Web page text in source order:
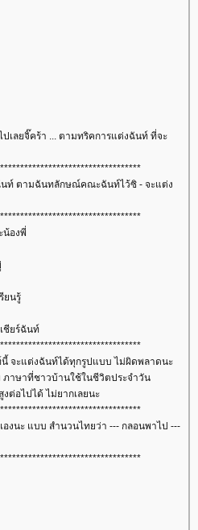
ปเลยจิ๊คร้า ... ตามทริคการแต่งฉันท์ ที่จะ
นท์ ตามฉันทลักษณ์คณะฉันท์ไว้ซิ - จะแต่ง
น้องพี่
ยนรู้
ชียร์ฉันท์
จะแต่งฉันท์ได้ทุกรูปแบบ ไม่ผิดพลาดนะ
ภาษาที่ชาวบ้านใช้ในชีวิตประจำวัน
ต่อไปได้ ไม่ยากเลยนะ
งนะ แบบ สำนวนไทยว่า --- กลอนพาไป ---